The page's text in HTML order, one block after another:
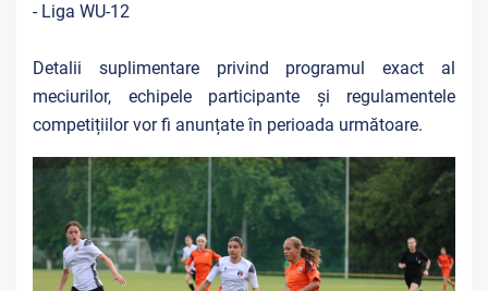
- Liga WU-12
Detalii suplimentare privind programul exact al
meciurilor, echipele participante și regulamentele
competițiilor vor fi anunțate în perioada următoare.